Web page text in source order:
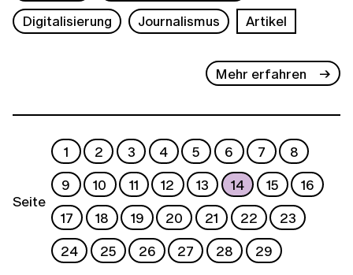
Digitalisierung
Journalismus Artikel
Mehr erfahren
Seite
1 2 3 4 5 6 7
8
9
10 11 12 13 14 15
16
17
18 19 20 21 22
23
24
25 26 27 28 29